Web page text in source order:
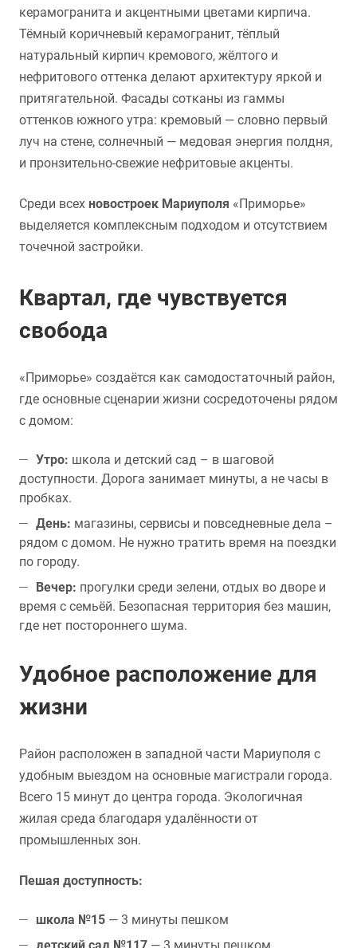
керамогранита и акцентными цветами кирпича.
Тёмный коричневый керамогранит, тёплый
натуральный кирпич кремового, жёлтого и
нефритового оттенка делают архитектуру яркой и
притягательной. Фасады сотканы из гаммы
оттенков южного утра: кремовый — словно первый
луч на стене, солнечный — медовая энергия полдня,
и пронзительно-свежие нефритовые акценты.
Среди всех новостроек Мариуполя «Приморье»
выделяется комплексным подходом и отсутствием
точечной застройки.
Квартал, где чувствуется
свобода
«Приморье» создаётся как самодостаточный район,
где основные сценарии жизни сосредоточены рядом
с домом:
Утро: школа и детский сад – в шаговой
доступности. Дорога занимает минуты, а не часы в
пробках.
День: магазины, сервисы и повседневные дела –
рядом с домом. Не нужно тратить время на поездки
по городу.
Вечер: прогулки среди зелени, отдых во дворе и
время с семьёй. Безопасная территория без машин,
где нет постороннего шума.
Удобное расположение для
жизни
Район расположен в западной части Мариуполя с
удобным выездом на основные магистрали города.
Всего 15 минут до центра города. Экологичная
жилая среда благодаря удалённости от
промышленных зон.
Пешая доступность:
школа №15 — 3 минуты пешком